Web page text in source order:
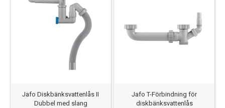
Jafo Diskbänksvattenlås II
Dubbel med slang
Jafo T-Förbindning för
diskbänksvattenlås